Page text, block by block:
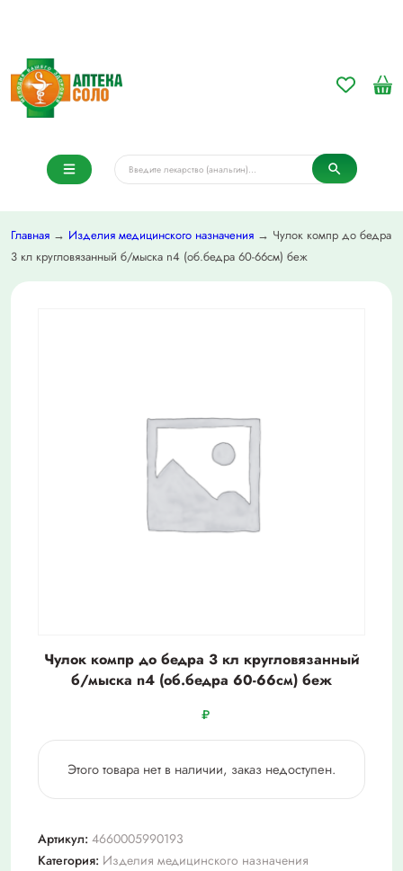
Главная → Изделия медицинского назначения → Чулок компр до бедра
3 кл кругловязанный б/мыска n4 (об.бедра 60-66см) беж
Чулок компр до бедра 3 кл кругловязанный
б/мыска n4 (об.бедра 60-66см) беж
₽
Этого товара нет в наличии, заказ недоступен.
Артикул: 4660005990193
Категория: Изделия медицинского назначения